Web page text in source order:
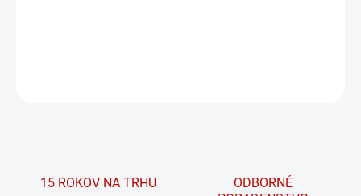
15 ROKOV NA TRHU
ODBORNÉ